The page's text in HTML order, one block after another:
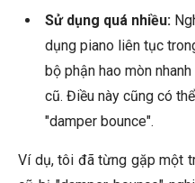
Sử dụng quá nhiều:
dụng piano liên tục
bộ phận hao mòn
cũ. Điều này cũng có
"damper bounce".
Ví dụ, tôi đã từng gặp một